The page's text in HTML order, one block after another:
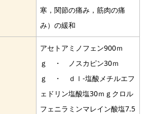
寒，関節の痛み，筋肉の痛
み）の緩和
アセトアミノフェン900ｍ
ｇ ・ ノスカピン30ｍ
ｇ ・ ｄｌ-塩酸メチルエフ
ェドリン塩酸塩30ｍｇクロル
フェニラミンマレイン酸塩7.5